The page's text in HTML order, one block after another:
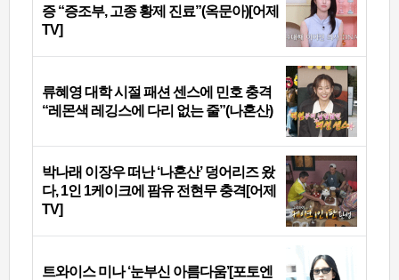
증 “증조부, 고종 황제 진료”(옥문아)[어제
TV]
류혜영 대학 시절 패션 센스에 민호 충격
“레몬색 레깅스에 다리 없는 줄”(나혼산)
박나래 이장우 떠난 ‘나혼산’ 덩어리즈 왔
다, 1인 1케이크에 팜유 전현무 충격[어제
TV]
트와이스 미나 ‘눈부신 아름다움’[포토엔